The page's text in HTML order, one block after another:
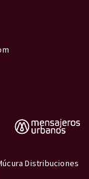
Distribuciones